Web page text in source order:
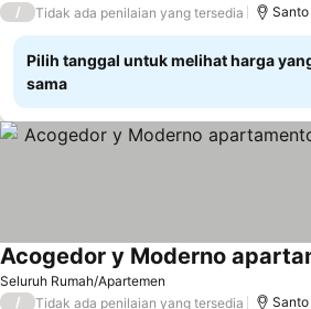
/ Tidak ada penilaian yang tersedia
Pilih tanggal untuk melihat harga
sama
Seluruh Rumah/Apartemen
Lihat harga
/ Tidak ada penilaian yang tersedia